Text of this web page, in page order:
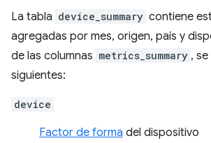
La tabla device_summary contiene
agregadas por mes, origen, país y
de las columnas metrics_summary ,
siguientes:
device
Factor de forma del dispositivo